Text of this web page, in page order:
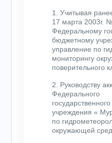
1. Учитывая
17 марта 2003г.
Федеральному
бюджетному
управление по
мониторингу
поверительного
2. Руководству
Федерального
учреждения «
по
окружающей